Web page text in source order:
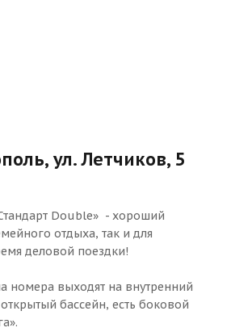
ул. Летчиков, 5
Double» - хороший
отдыха, так и для
деловой поездки!
номера выходят на внутренний
бассейн, есть боковой